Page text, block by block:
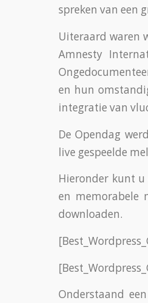
spreken van een
Uiteraard waren
Amnesty
en hun
integratie van
De Opendag
live gespeelde
Hieronder kunt u
en memorabele
downloaden.
Onderstaand